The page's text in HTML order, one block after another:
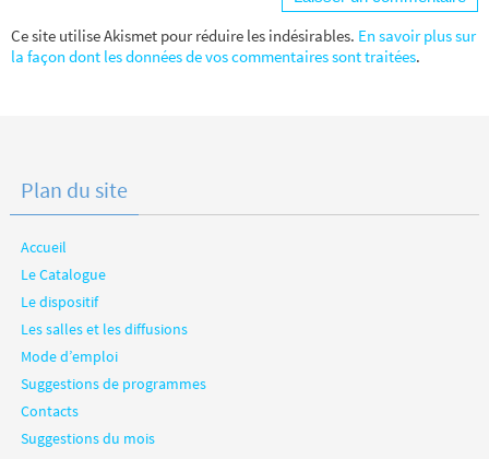
Ce site utilise Akismet pour réduire les indésirables. En savoir plus sur
la façon dont les données de vos commentaires sont traitées.
Plan du site
Accueil
Le Catalogue
Le dispositif
Les salles et les diffusions
Mode d’emploi
Suggestions de programmes
Contacts
Suggestions du mois